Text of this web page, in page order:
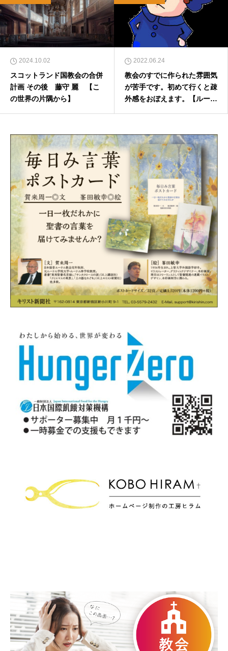
2024.10.02
スコットランド国教会の合併
計画 その後 藤守 麗 【こ
の世界の片隅から】
2022.06.24
教会のすでに作られた雰囲気
が苦手です。初めて行くと疎
外感をおぼえます。【ルーテ